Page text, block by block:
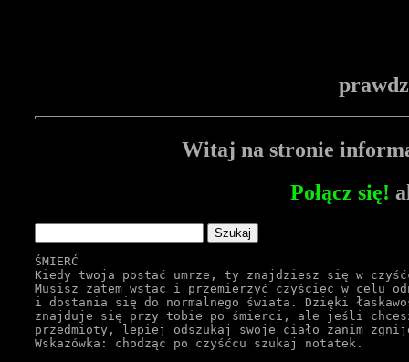
Witaj na stronie
Połącz się!
ŚMIERĆ
Kiedy twoja postać umrze, ty znajdziesz się w
Musisz zatem wstać i przemierzyć czyściec w celu
i dostania się do normalnego świata. Dzięki
znajduje się przy tobie po śmierci, ale jeśli chcesz
przedmioty, lepiej odszukaj swoje ciało zanim
Wskazówka: chodząc po czyśćcu szukaj notatek.